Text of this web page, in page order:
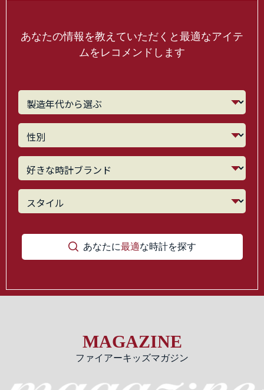
あなたの情報を教えていただくと最適なアイテ
ムをレコメンドします
あなたに最適な時計を探す
MAGAZINE
ファイアーキッズマガジン